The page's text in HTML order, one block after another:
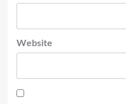
Website